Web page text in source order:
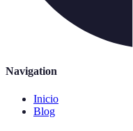
Navigation
Inicio
Blog